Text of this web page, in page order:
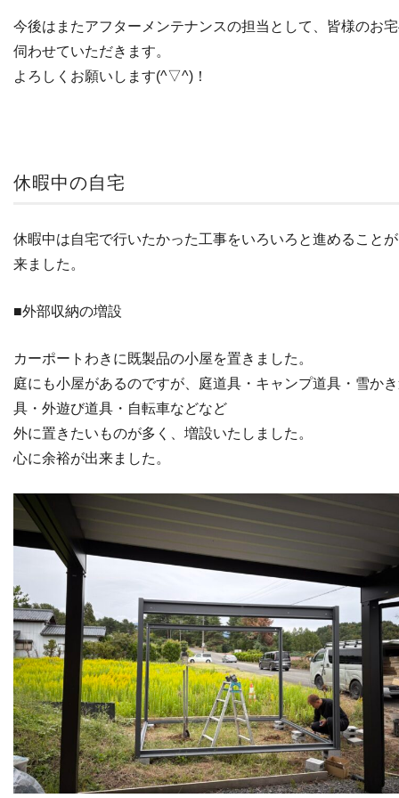
今後はまたアフターメンテナンスの担当として、皆様のお
伺わせていただきます。
よろしくお願いします(^▽^)！
休暇中の自宅
休暇中は自宅で行いたかった工事をいろいろと進めること
来ました。
■外部収納の増設
カーポートわきに既製品の小屋を置きました。
庭にも小屋があるのですが、庭道具・キャンプ道具・雪か
具・外遊び道具・自転車などなど
外に置きたいものが多く、増設いたしました。
心に余裕が出来ました。